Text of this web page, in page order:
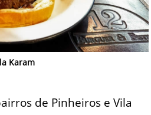
Karam
de Pinheiros e Vila